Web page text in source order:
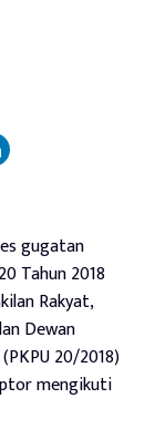
gugatan
Tahun 2018
Rakyat,
Dewan
20/2018)
mengikuti